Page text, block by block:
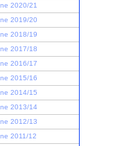
2020/21
2019/20
2018/19
2017/18
2016/17
2015/16
2014/15
2013/14
2012/13
2011/12